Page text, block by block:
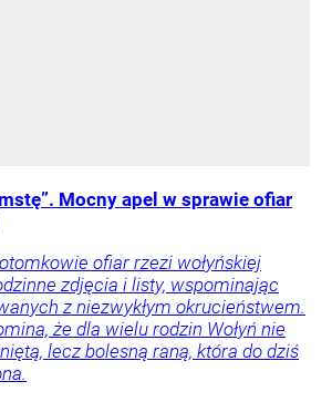
Mocny apel w sprawie ofiar
ofiar rzezi wołyńskiej
zdjęcia i listy, wspominając
z niezwykłym okrucieństwem.
że dla wielu rodzin Wołyń nie
lecz bolesną raną, która do dziś